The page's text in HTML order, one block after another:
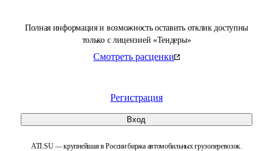
Полная информация и возможность оставить отклик доступны
только с лицензией «Тендеры»
Смотреть расценки
Регистрация
Вход
ATI.SU — крупнейшая в России биржа автомобильных грузоперевозок.